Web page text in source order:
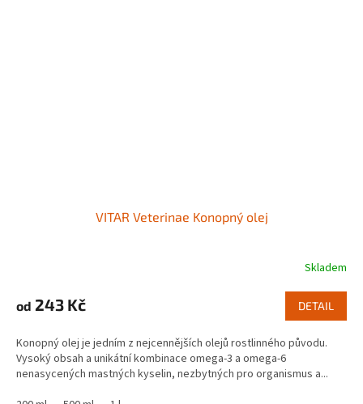
VITAR Veterinae Konopný olej
Skladem
od 243 Kč DETAIL
Konopný olej je jedním z nejcennějších olejů rostlinného původu.
Vysoký obsah a unikátní kombinace omega-3 a omega-6
nenasycených mastných kyselin, nezbytných pro organismus a...